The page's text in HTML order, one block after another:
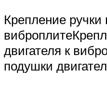
Крепление ручки
двигателя к
подушки